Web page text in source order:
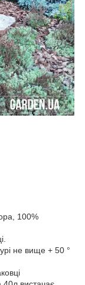
100%
не вище + 50 °